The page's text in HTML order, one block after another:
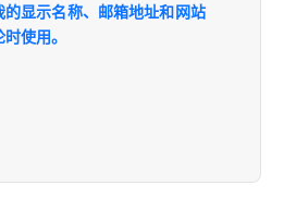
显示名称、邮箱地址和网站
使用。